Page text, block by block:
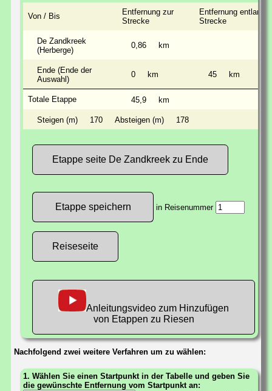
Von / Bis
Entfernung zur
Strecke
Entfernung entlang
Strecke
De Zandkreek
(Herberge)
0,86 km
Ende (Ende der
Auswahl)
0 km 45 km
Totale Etappe 45,9 km
Steigen (m) 170 Absteigen (m) 178
Etappe seite De Zandkreek zu Ende
in Reisenummer
Reiseseite
Anleitungsvideo zum Hinzufügen
von Etappen zu Riesen
Nachfolgend zwei weitere Verfahren um zu wählen:
1. Wählen Sie einen Startpunkt in der Tabelle und geben Sie
die gewünschte Entfernung vom Startpunkt an: